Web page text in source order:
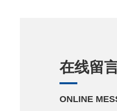
在线留
ONLINE